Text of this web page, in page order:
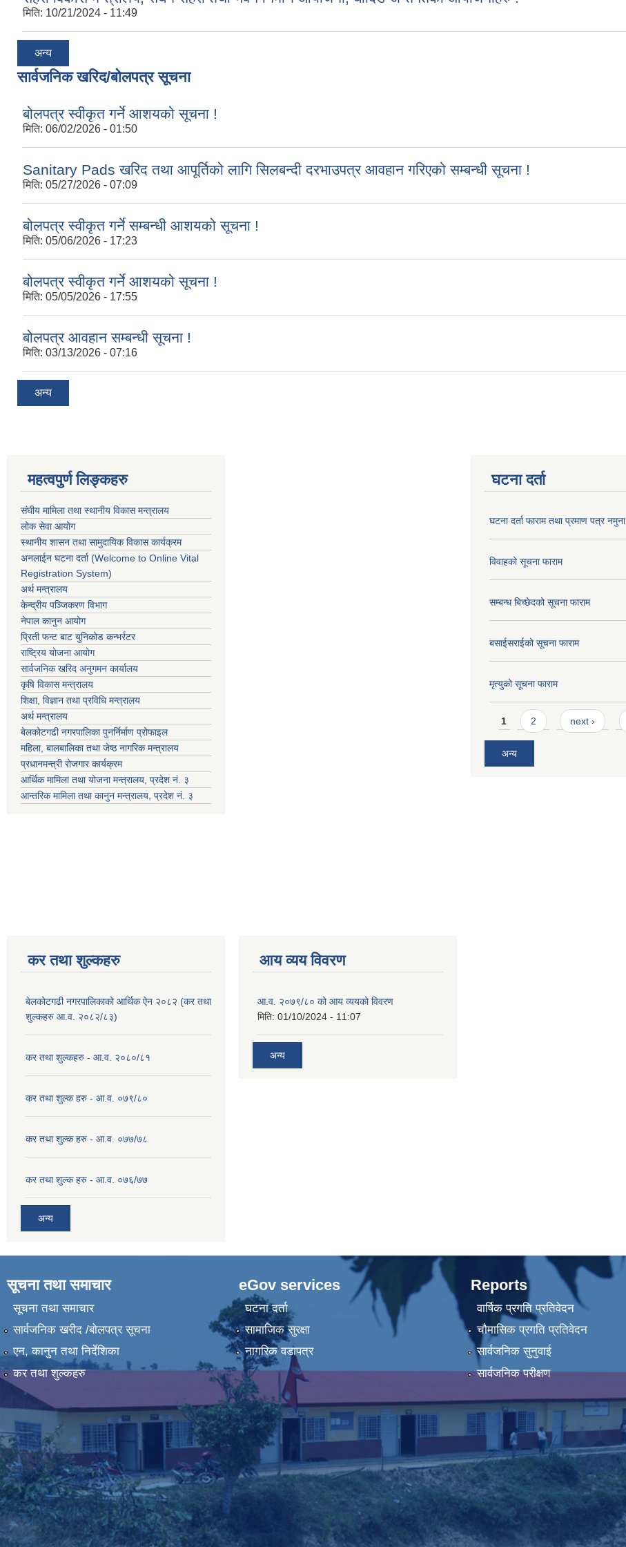
मिति: 10/21/2024 - 11:49
अन्य
सार्वजनिक खरिद/बोलपत्र सूचना
बोलपत्र स्वीकृत गर्ने आशयको सूचना !
मिति: 06/02/2026 - 01:50
Sanitary Pads खरिद तथा आपूर्तिको लागि सिलबन्दी दरभाउपत्र आवहान गरिएको सम्बन्धी सूचना !
मिति: 05/27/2026 - 07:09
बोलपत्र स्वीकृत गर्ने सम्बन्धी आशयको सूचना !
मिति: 05/06/2026 - 17:23
बोलपत्र स्वीकृत गर्ने आशयको सूचना !
मिति: 05/05/2026 - 17:55
बोलपत्र आवहान सम्बन्धी सूचना !
मिति: 03/13/2026 - 07:16
अन्य
महत्वपुर्ण लिङ्कहरु
संघीय मामिला तथा स्थानीय विकास मन्त्रालय
लोक सेवा आयोग
स्थानीय शासन तथा सामुदायिक विकास कार्यक्रम
अनलाईन घटना दर्ता (Welcome to Online Vital
Registration System)
अर्थ मन्त्रालय
केन्द्रीय पञ्जिकरण विभाग
नेपाल कानुन आयोग
प्रिती फन्ट बाट युनिकोड कन्भर्रटर
राष्ट्रिय योजना आयोग
सार्वजनिक खरिद अनुगमन कार्यालय
कृषि विकास मन्त्रालय
शिक्षा, विज्ञान तथा प्रविधि मन्त्रालय
अर्थ मन्त्रालय
बेलकोटगढी नगरपालिका पुनर्निर्माण प्रोफाइल
महिला, बालबालिका तथा जेष्ठ नागरिक मन्त्रालय
प्रधानमन्त्री रोजगार कार्यक्रम
आर्थिक मामिला तथा योजना मन्त्रालय, प्रदेश नं. ३
आन्तरिक मामिला तथा कानुन मन्त्रालय, प्रदेश नं. ३
घटना दर्ता
घटना दर्ता फाराम तथा प्रमाण पत्र नमुना
विवाहको सूचना फाराम
सम्बन्ध बिच्छेदको सूचना फाराम
बसाईसराईको सूचना फाराम
मृत्युको सूचना फाराम
Pages
1 2 next ›
अन्य
कर तथा शुल्कहरु
बेलकोटगढी नगरपालिकाको आर्थिक ऐन २०८२ (कर तथा
शुल्कहरु आ.व. २०८२/८३)
कर तथा शुल्कहरु - आ.व. २०८०/८१
कर तथा शुल्क हरु - आ.व. ०७९/८०
कर तथा शुल्क हरु - आ.व. ०७७/७८
कर तथा शुल्क हरु - आ.व. ०७६/७७
अन्य
आय व्यय विवरण
आ.व. २०७९/८० को आय व्ययको विवरण
मिति: 01/10/2024 - 11:07
अन्य
सूचना तथा समाचार
सूचना तथा समाचार
सार्वजनिक खरीद /बोलपत्र सूचना
एन, कानुन तथा निर्देशिका
कर तथा शुल्कहरु
eGov services
घटना दर्ता
सामाजिक सुरक्षा
नागरिक वडापत्र
Reports
वार्षिक प्रगति प्रतिवेदन
चौमासिक प्रगति प्रतिवेदन
सार्वजनिक सुनुवाई
सार्वजनिक परीक्षण